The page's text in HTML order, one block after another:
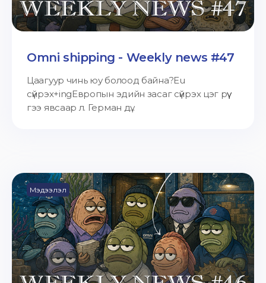
Omni shipping - Weekly news #47
Цаагуур чинь юу болоод байна?Eu
сүйрэх+ingЕвропын эдийн засаг сүйрэх цэг рүү
гээ явсаар л. Герман дү...
Мэдээлэл